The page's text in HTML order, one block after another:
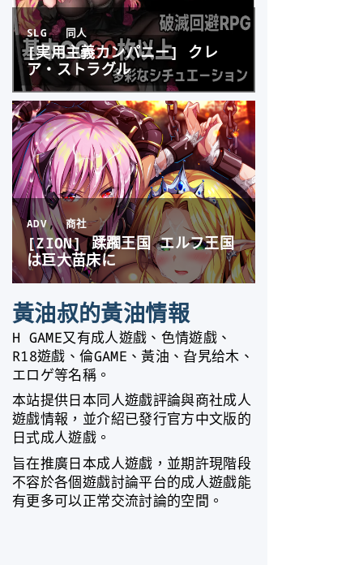
黃油叔的黃油情報
H GAME又有成人遊戲、色情遊戲、
R18遊戲、倫GAME、黃油、旮旯给木、
エロゲ等名稱。
本站提供日本同人遊戲評論與商社成人
遊戲情報，並介紹已發行官方中文版的
日式成人遊戲。
旨在推廣日本成人遊戲，並期許現階段
不容於各個遊戲討論平台的成人遊戲能
有更多可以正常交流討論的空間。